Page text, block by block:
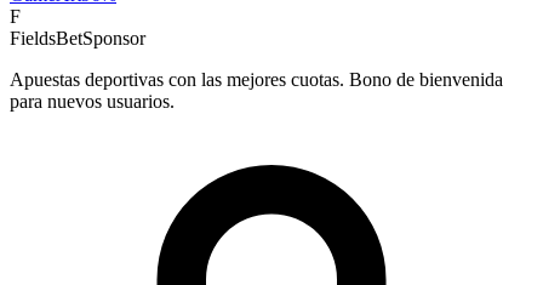
F
FieldsBetSponsor
Apuestas deportivas con las mejores cuotas. Bono de bienvenida
para nuevos usuarios.